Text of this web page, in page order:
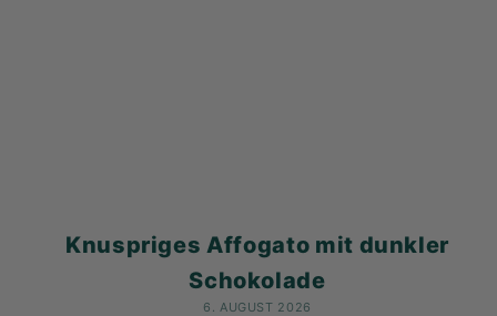
Knuspriges Affogato mit dunkler
Schokolade
6. AUGUST 2026